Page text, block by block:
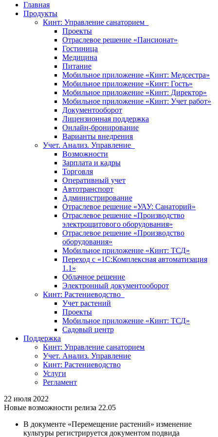
Главная
Продукты
Кинт: Управление санаторием
Проекты
Отраслевое решение «Пансионат»
Гостиница
Медицина
Питание
Мобильное приложение «Кинт: Медсестра»
Мобильное приложение «Кинт: Гость»
Мобильное приложение «Кинт: Директор»
Мобильное приложение «Кинт: Учет работ»
Документооборот
Лицензионная поддержка
Онлайн-бронирование
Варианты внедрения
Учет. Анализ. Управление
Возможности
Зарплата и кадры
Торговля
Оперативный учет
Автотранспорт
Администрирование
Отраслевое решение «УАУ: Санаторий»
Отраслевое решение «Производство
электрощитового оборудования»
Отраслевое решение «Производство
оборудования»
Мобильное приложение «Кинт: ТСД»
Переход с «1С:Комплексная автоматизация
1.1»
Облачное решение
Электронный документооборот
Кинт: Растениеводство
Учет растений
Проекты
Мобильное приложение «Кинт: ТСД»
Садовый центр
Поддержка
Кинт: Управление санаторием
Учет. Анализ. Управление
Кинт: Растениеводство
Услуги
Регламент
22 июля 2022
Новые возможности релиза 22.05
В документе «Перемещение растений» изменение
культуры регистрируется документом подвида